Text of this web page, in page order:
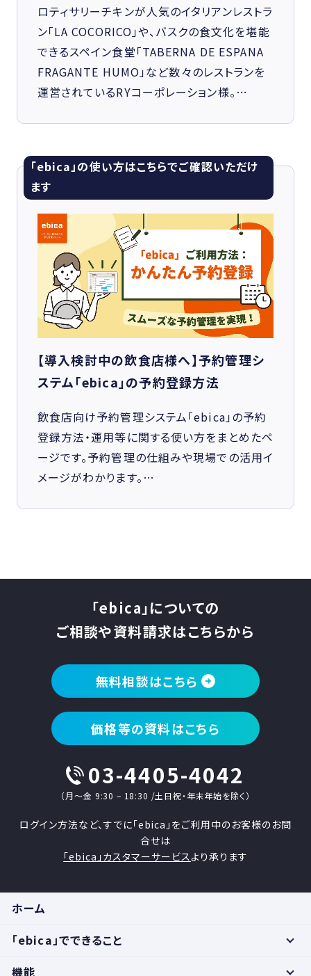
ロティサリーチキンが人気のイタリアンレストラ
ン「LA COCORICO」や、バスクの食文化を堪能
できるスペイン食堂「TABERNA DE ESPANA
FRAGANTE HUMO」など数々のレストランを
運営されているRYコーポレーション様。…
「ebica」の使い方はこちらでご確認いただけ
ます
【導入検討中の飲食店様へ】予約管理シ
ステム「ebica」の予約登録方法
飲食店向け予約管理システム「ebica」の予約
登録方法・運用等に関する使い方をまとめたペ
ージです。予約管理の仕組みや現場での活用イ
メージがわかります。…
「ebica」についての
ご相談や資料請求はこちらから
無料相談はこちら
価格等の資料はこちら
03-4405-4042
（月〜金 9:30 – 18:30 /土日祝・年末年始を除く）
ログイン方法など、すでに「ebica」をご利用中のお客様のお問
合せは
「ebica」カスタマーサービスより承ります
ホーム
「ebica」でできること
機能